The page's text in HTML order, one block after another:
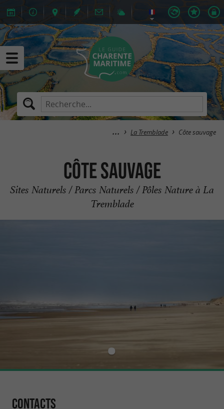
La Tremblade Côte sauvage
Côte sauvage
Sites Naturels / Parcs Naturels / Pôles Nature à La
Tremblade
Contacts